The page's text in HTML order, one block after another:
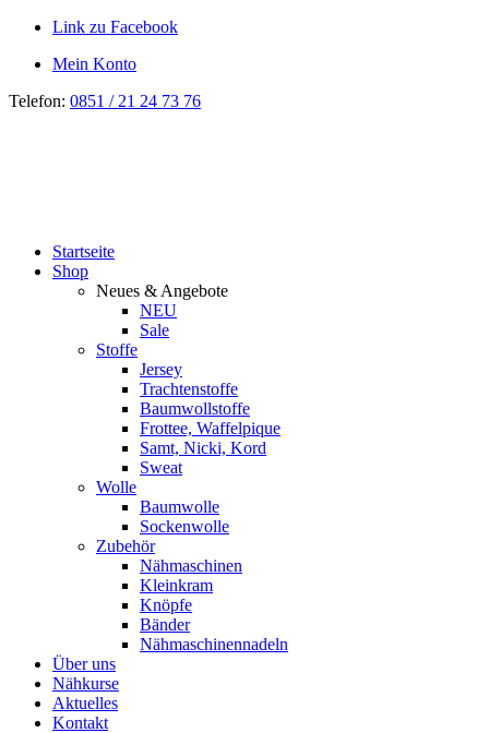
Link zu Facebook
Mein Konto
Telefon: 0851 / 21 24 73 76
Startseite
Shop
Neues & Angebote
NEU
Sale
Stoffe
Jersey
Trachtenstoffe
Baumwollstoffe
Frottee, Waffelpique
Samt, Nicki, Kord
Sweat
Wolle
Baumwolle
Sockenwolle
Zubehör
Nähmaschinen
Kleinkram
Knöpfe
Bänder
Nähmaschinennadeln
Über uns
Nähkurse
Aktuelles
Kontakt